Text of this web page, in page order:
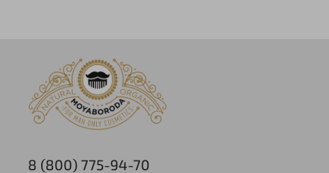
8 (800) 775-94-70